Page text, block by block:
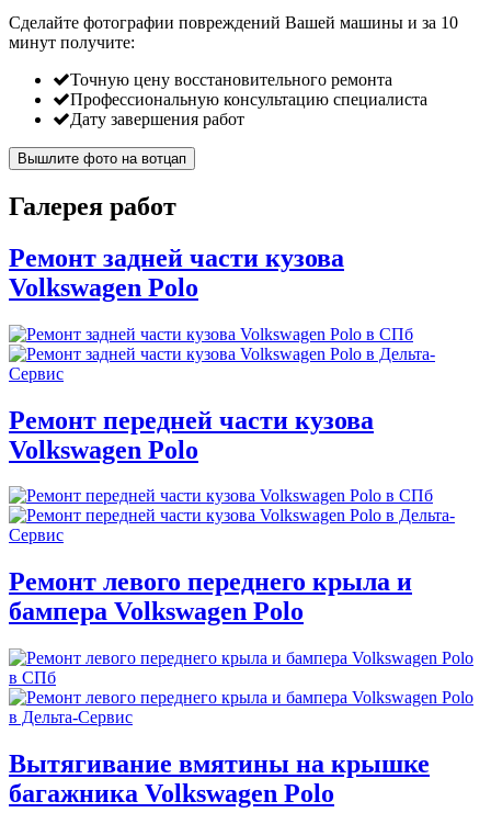
Сделайте фотографии повреждений Вашей машины и за 10
минут получите:
Точную цену восстановительного ремонта
Профессиональную консультацию специалиста
Дату завершения работ
Вышлите фото на вотцап
Галерея работ
Ремонт задней части кузова
Volkswagen Polo
Ремонт передней части кузова
Volkswagen Polo
Ремонт левого переднего крыла и
бампера Volkswagen Polo
Вытягивание вмятины на крышке
багажника Volkswagen Polo